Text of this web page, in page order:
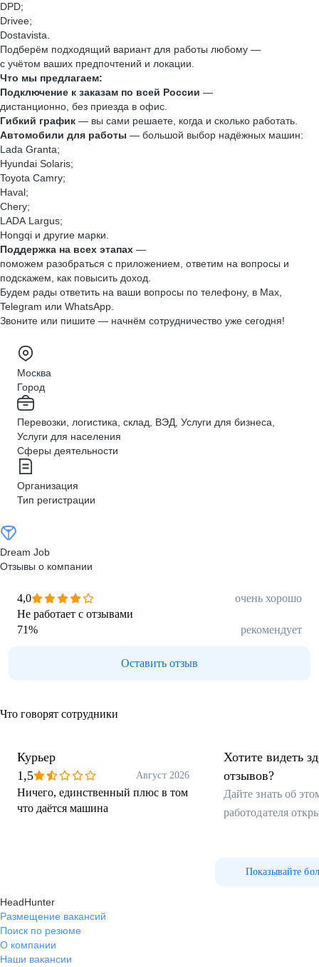
DPD;
Drivee;
Dostavista.
Подберём подходящий вариант для работы любому —
с учётом ваших предпочтений и локации.
Что мы предлагаем:
Подключение к заказам по всей России —
дистанционно, без приезда в офис.
Гибкий график — вы сами решаете, когда и сколько работать.
Автомобили для работы — большой выбор надёжных машин:
Lada Granta;
Hyundai Solaris;
Toyota Camry;
Haval;
Chery;
LADA Largus;
Hongqi и другие марки.
Поддержка на всех этапах —
поможем разобраться с приложением, ответим на вопросы и
подскажем, как повысить доход.
Будем рады ответить на ваши вопросы по телефону, в Max,
Telegram или WhatsApp.
Звоните или пишите — начнём сотрудничество уже сегодня!
Москва
Город
Перевозки, логистика, склад, ВЭД, Услуги для бизнеса,
Услуги для населения
Сферы деятельности
Организация
Тип регистрации
Dream Job
Отзывы о компании
4,0
очень хорошо
Не работает с отзывами
71% рекомендует
Оставить отзыв
Что говорят сотрудники
Курьер
1,5
Август 2026
Ничего, единственный плюс в том
что даётся машина
Хотите видеть
отзывов?
Дайте знать об
работодателя
Показывайте
HeadHunter
Размещение вакансий
Поиск по резюме
О компании
Наши вакансии